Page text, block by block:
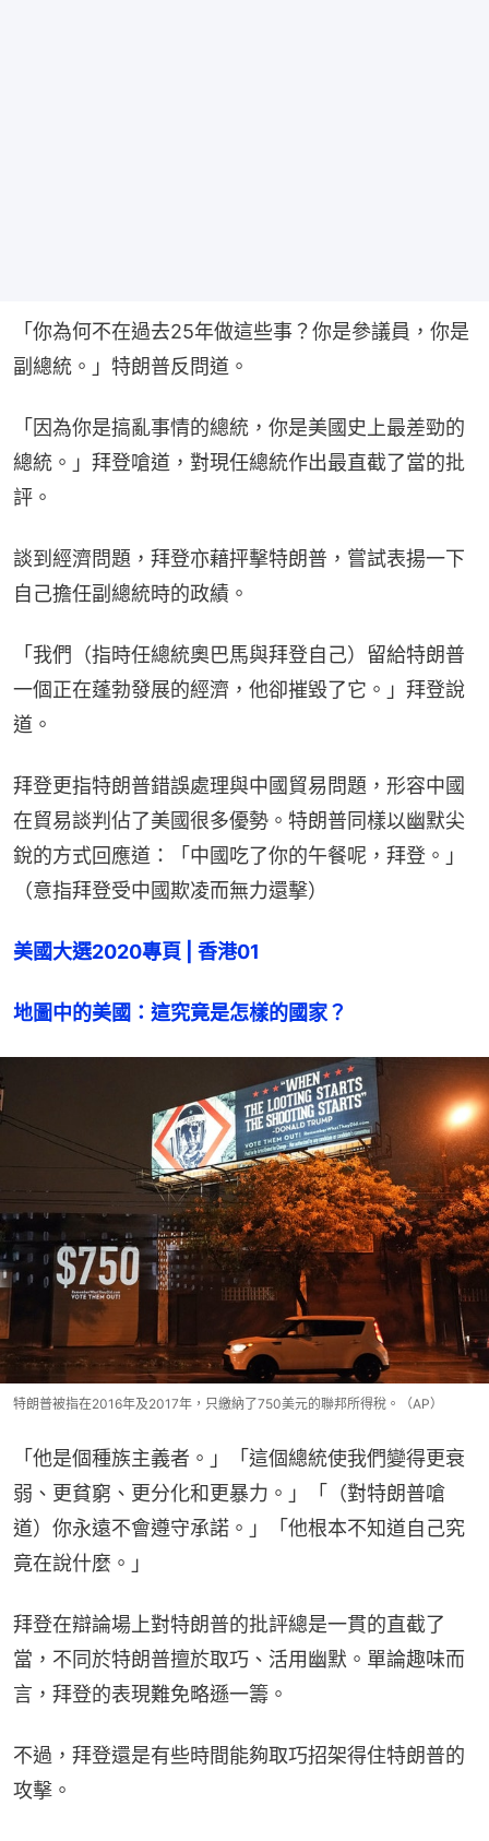
「你為何不在過去25年做這些事？你是參議員，你是
副總統。」特朗普反問道。
「因為你是搞亂事情的總統，你是美國史上最差勁的
總統。」拜登嗆道，對現任總統作出最直截了當的批
評。
談到經濟問題，拜登亦藉抨擊特朗普，嘗試表揚一下
自己擔任副總統時的政績。
「我們（指時任總統奧巴馬與拜登自己）留給特朗普
一個正在蓬勃發展的經濟，他卻摧毀了它。」拜登說
道。
拜登更指特朗普錯誤處理與中國貿易問題，形容中國
在貿易談判佔了美國很多優勢。特朗普同樣以幽默尖
銳的方式回應道：「中國吃了你的午餐呢，拜登。」
（意指拜登受中國欺凌而無力還擊）
美國大選2020專頁 | 香港01
地圖中的美國：這究竟是怎樣的國家？
特朗普被指在2016年及2017年，只繳納了750美元的聯邦所得稅。（AP）
「他是個種族主義者。」「這個總統使我們變得更衰
弱、更貧窮、更分化和更暴力。」「（對特朗普嗆
道）你永遠不會遵守承諾。」「他根本不知道自己究
竟在說什麼。」
拜登在辯論場上對特朗普的批評總是一貫的直截了
當，不同於特朗普擅於取巧、活用幽默。單論趣味而
言，拜登的表現難免略遜一籌。
不過，拜登還是有些時間能夠取巧招架得住特朗普的
攻擊。